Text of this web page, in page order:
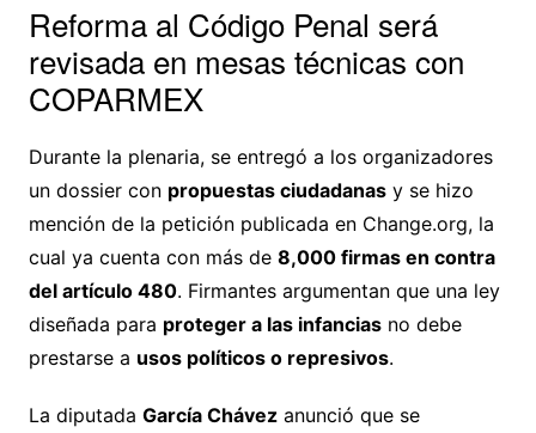
Reforma al Código Penal será
revisada en mesas técnicas con
COPARMEX
Durante la plenaria, se entregó a los organizadores
un dossier con propuestas ciudadanasy se hizo
mención de la petición publicada en Change.org, la
cual ya cuenta con más de 8,000 firmas en contra
del artículo 480. Firmantes argumentan que una ley
diseñada para proteger a las infanciasno debe
prestarse a usos políticos o represivos.
La diputada García Chávezanunció que se